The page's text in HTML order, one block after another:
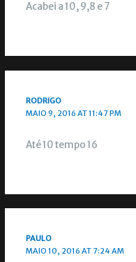
Acabei a 10, 9,8 e 7
RODRIGO
MAIO 9, 2016 AT 11:47 PM
Até 10 tempo 16
PAULO
MAIO 10, 2016 AT 7:24 AM